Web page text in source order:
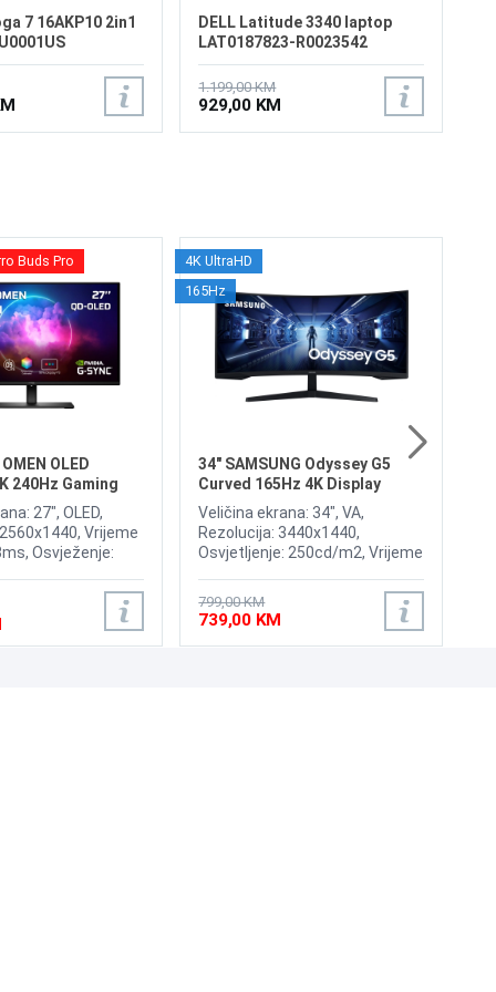
7 16AKP10 2in1
DELL Latitude 3340 laptop
LAT0187823-R0023542
1.199,00 KM
929,00 KM
Buds Pro
OLED
240Hz Gaming
27", OLED,
Vrijeme
Osvježenje:
200nits, Adaptive
G-Sync, HyperX
Priključci:
DisplayPort 1.4
4K UltraHD
165Hz
34" SAMSUNG Odyssey G5
Curved 165Hz 4K Display
LC34G55TWWPXEN
Veličina ekrana: 34", VA,
Rezolucija: 3440x1440,
Osvjetljenje: 250cd/m2, Vrijeme
Premium, Priključci: HDMI,
DisplayPort
799,00 KM
739,00 KM